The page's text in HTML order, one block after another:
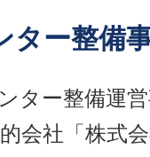
ター整備
ター整備運
会社「株式